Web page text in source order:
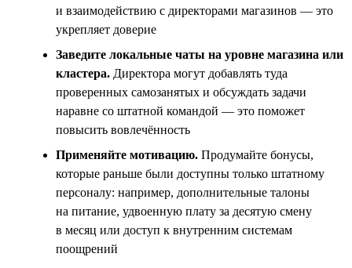
и взаимодействию с директорами магазинов — это
укрепляет доверие
Заведите локальные чаты на уровне магазина или
кластера. Директора могут добавлять туда
проверенных самозанятых и обсуждать задачи
наравне со штатной командой — это поможет
повысить вовлечённость
Применяйте мотивацию. Продумайте бонусы,
которые раньше были доступны только штатному
персоналу: например, дополнительные талоны
на питание, удвоенную плату за десятую смену
в месяц или доступ к внутренним системам
поощрений